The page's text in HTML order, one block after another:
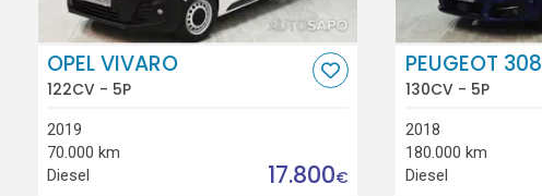
OPEL VIVARO
122CV - 5P
2019
70.000 km
Diesel
17.800€
PEUGEOT 308
130CV - 5P
2018
180.000 km
Diesel